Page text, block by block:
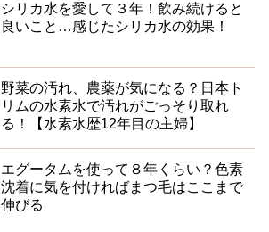
シリカ水を愛して３年！飲み続けると
良いこと…感じたシリカ水の効果！
野菜の汚れ、農薬が気になる？日本ト
リムの水素水で汚れがごっそり取れ
る！【水素水歴12年目の主婦】
エグータムを使って８年くらい？色素
沈着に気を付ければまつ毛はここまで
伸びる